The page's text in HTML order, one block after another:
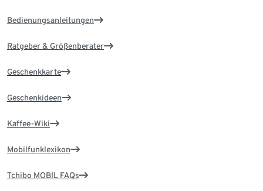
Bedienungsanleitungen
Ratgeber & Größenberater
Geschenkkarte
Geschenkideen
Kaffee-Wiki
Mobilfunklexikon
Tchibo MOBIL FAQs